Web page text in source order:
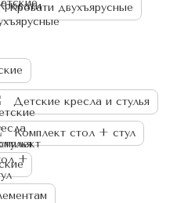
Кровати двухъярусные
Детские кресла и стулья
Комплект стол + стул